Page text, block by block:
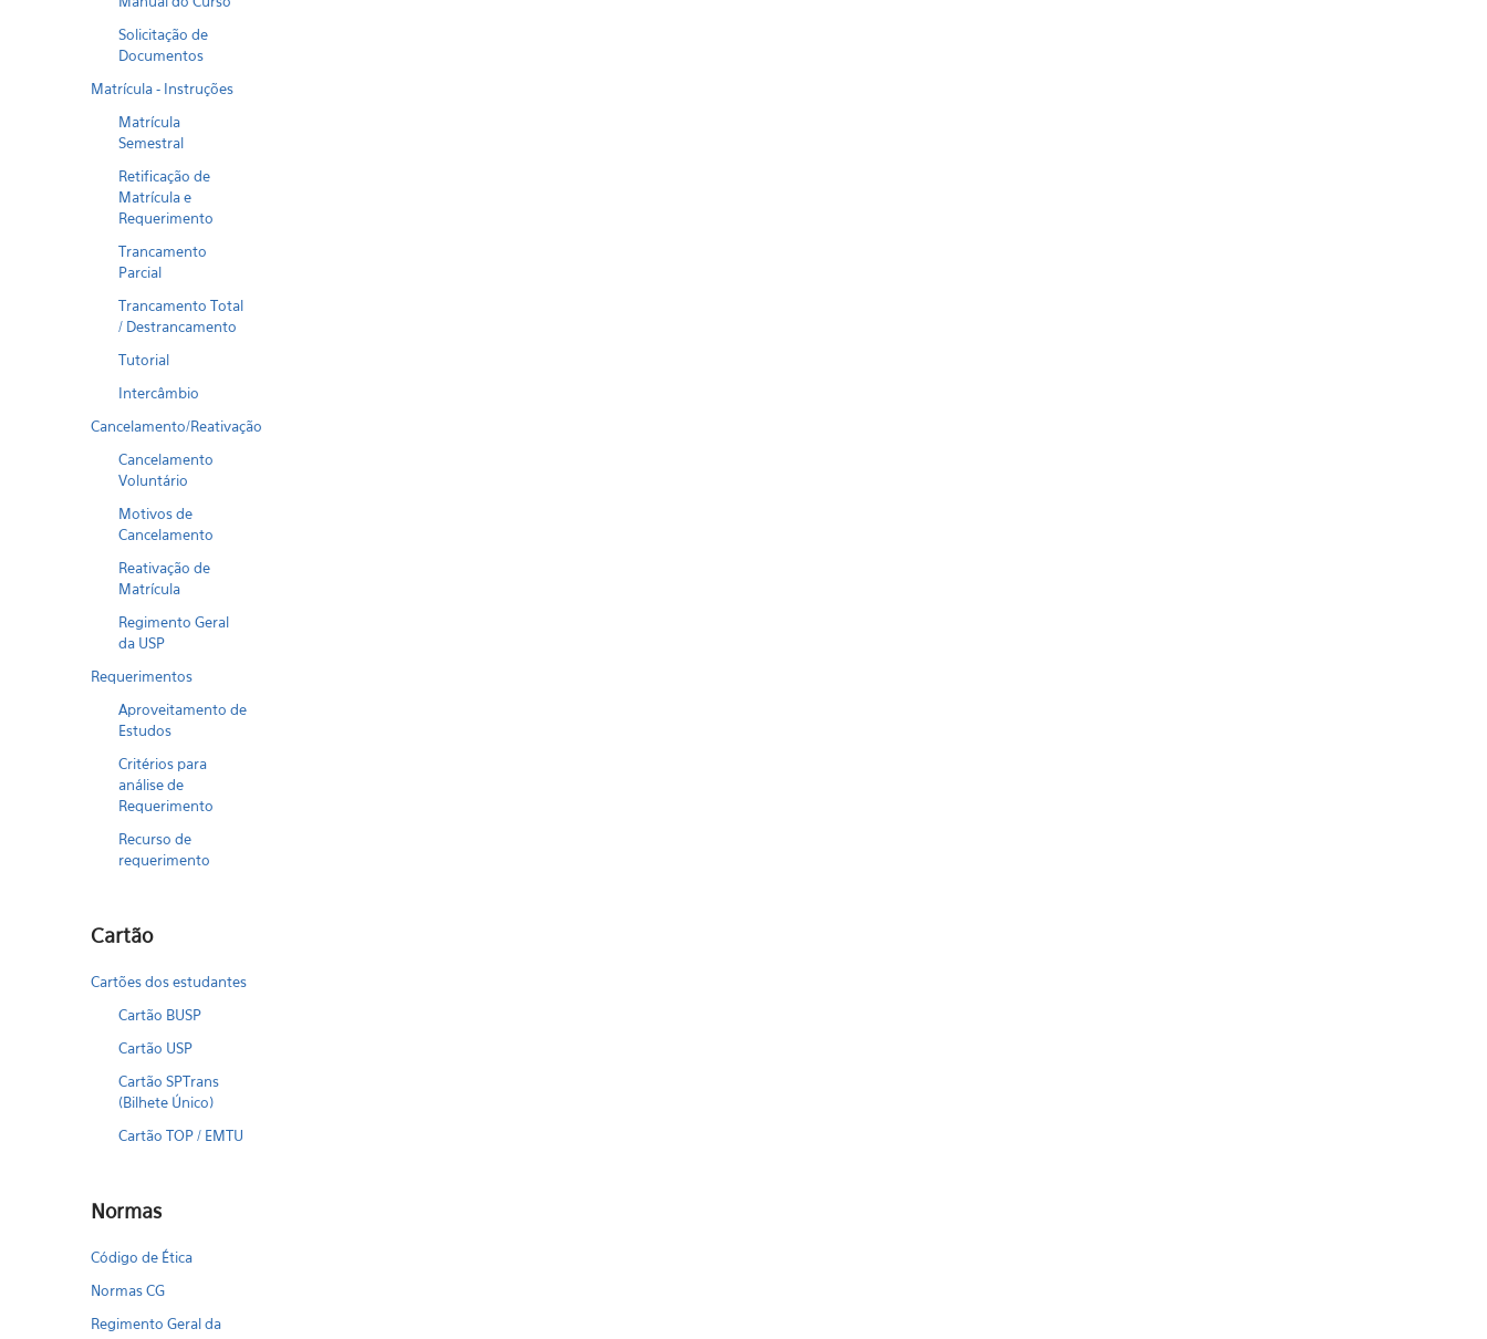
Solicitação de
Documentos
Matrícula - Instruções
Matrícula
Semestral
Retificação de
Matrícula e
Requerimento
Trancamento
Parcial
Trancamento Total
/ Destrancamento
Tutorial
Intercâmbio
Cancelamento/Reativação
Cancelamento
Voluntário
Motivos de
Cancelamento
Reativação de
Matrícula
Regimento Geral
da USP
Requerimentos
Aproveitamento de
Estudos
Critérios para
análise de
Requerimento
Recurso de
requerimento
Cartão
Cartões dos estudantes
Cartão BUSP
Cartão USP
Cartão SPTrans
(Bilhete Único)
Cartão TOP / EMTU
Normas
Código de Ética
Normas CG
Regimento Geral da